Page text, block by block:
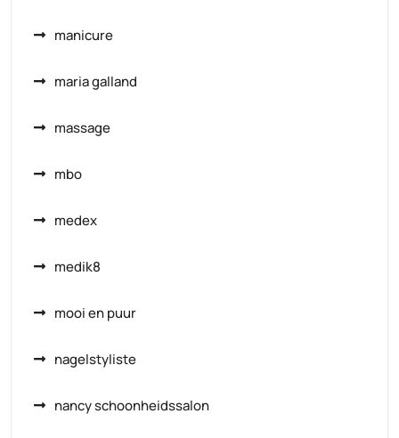
manicure
maria galland
massage
mbo
medex
medik8
mooi en puur
nagelstyliste
nancy schoonheidssalon